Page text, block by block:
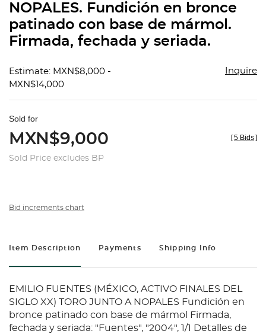
NOPALES. Fundición en bronce
patinado con base de mármol.
Firmada, fechada y seriada.
Estimate: MXN$8,000 -
MXN$14,000
Inquire
Sold for
MXN$9,000
Sold Price excludes BP
[5 Bids]
Bid increments chart
Item Description Payments Shipping Info
EMILIO FUENTES (MÉXICO, ACTIVO FINALES DEL
SIGLO XX) TORO JUNTO A NOPALES Fundición en
bronce patinado con base de mármol Firmada,
fechada y seriada: "Fuentes", "2004", 1/1 Detalles de